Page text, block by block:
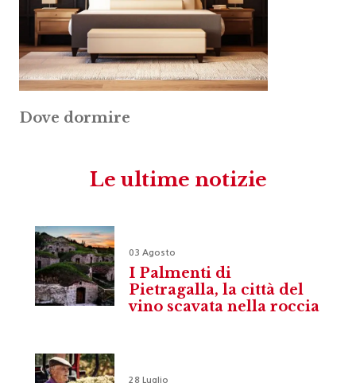
Dove dormire
Le ultime notizie
03 Agosto
I Palmenti di
Pietragalla, la città del
vino scavata nella roccia
28 Luglio